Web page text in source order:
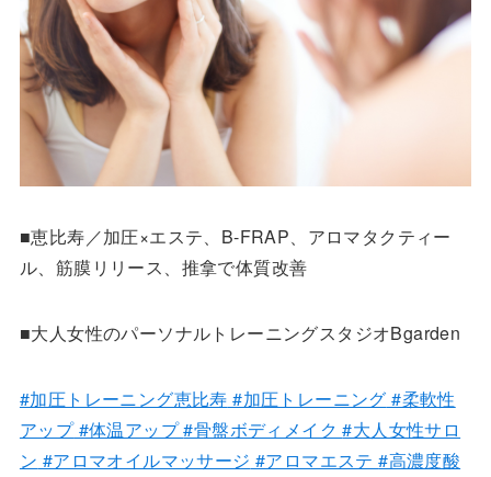
■恵比寿／加圧×エステ、B-FRAP、アロマタクティー
ル、筋膜リリース、推拿で体質改善
■大人女性のパーソナルトレーニングスタジオBgarden
#加圧トレーニング恵比寿 #加圧トレーニング #柔軟性
アップ#体温アップ#骨盤ボディメイク#大人女性サロ
ン #アロマオイルマッサージ #アロマエステ#高濃度酸